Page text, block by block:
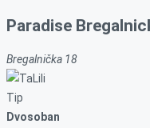
Paradise
Bregalnička 18
Tip
Dvosoban